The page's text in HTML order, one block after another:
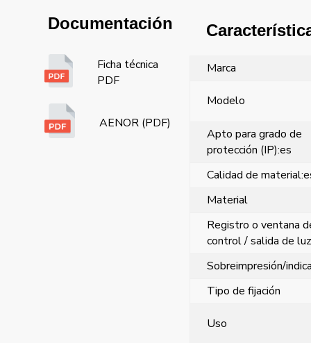
Documentación
Ficha técnica
PDF
AENOR (PDF)
Marca
Modelo
Apto para grado de
protección (IP):es
Calidad de
Material
Registro o ventana
control / salida de luz
Sobreimpresión/
Tipo de fijación
Uso